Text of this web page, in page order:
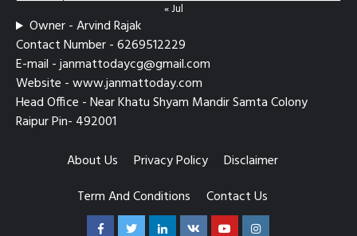
« Jul
Owner - Arvind Rajak
Contact Number - 6269512229
E-mail - janmattodaycg@gmail.com
Website - www.janmattoday.com
Head Office - Near Khatu Shyam Mandir Samta Colony
Raipur Pin- 492001
About Us
Privacy Policy
Disclaimer
Term And Conditions
Contact Us
FacebookTwitterLinkedin
VK YoutubeInstagram